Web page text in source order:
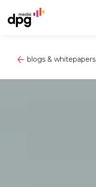
blogs & whitepapers